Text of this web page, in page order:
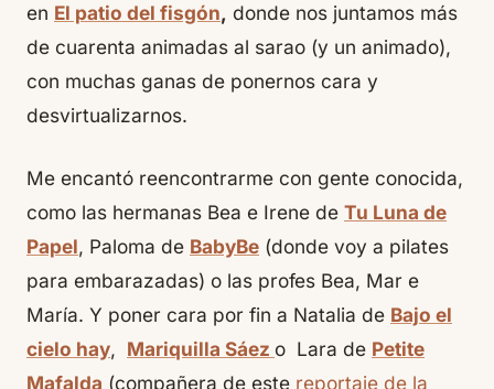
en El patio del fisgón, donde nos juntamos más
de cuarenta animadas al sarao (y un animado),
con muchas ganas de ponernos cara y
desvirtualizarnos.
Me encantó reencontrarme con gente conocida,
como las hermanas Bea e Irene de Tu Luna de
Papel, Paloma de BabyBe (donde voy a pilates
para embarazadas) o las profes Bea, Mar e
María. Y poner cara por fin a Natalia de Bajo el
cielo hay, Mariquilla Sáez o Lara de Petite
Mafalda (compañera de este reportaje de la